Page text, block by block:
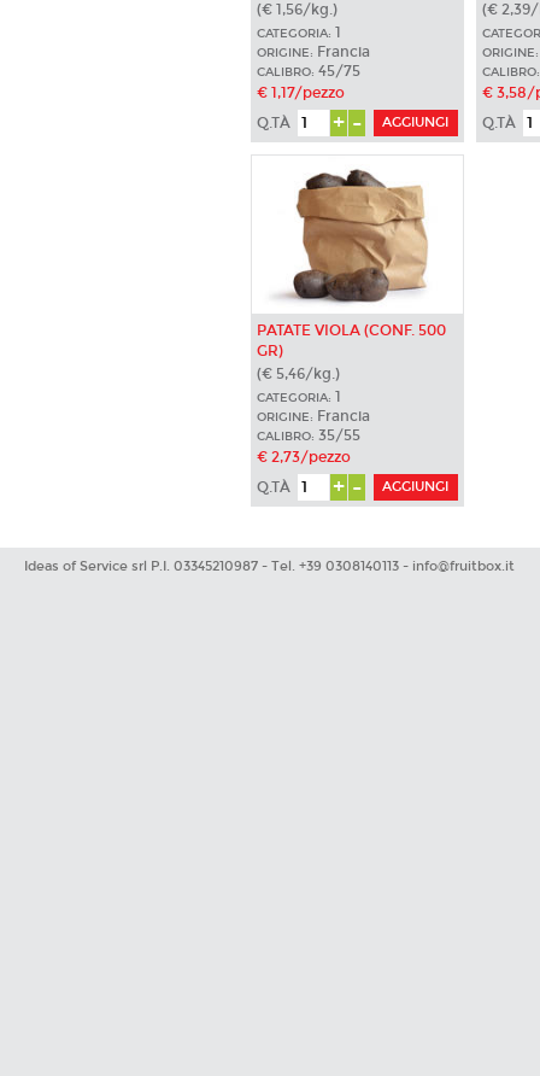
(€ 1,56/kg.)
CATEGORIA: 1
ORIGINE: Francia
CALIBRO: 45/75
€ 1,17/pezzo
Q.TÀ
+ -
(€
ORIGINE:
CALIBRO:
€ 3,58/
Q.TÀ
PATATE VIOLA (CONF. 500
GR)
(€ 5,46/kg.)
CATEGORIA: 1
ORIGINE: Francia
CALIBRO: 35/55
€ 2,73/pezzo
Q.TÀ
+ -
Ideas of Service srl P.I. 03345210987 - Tel. +39 0308140113 - info@fruitbox.it